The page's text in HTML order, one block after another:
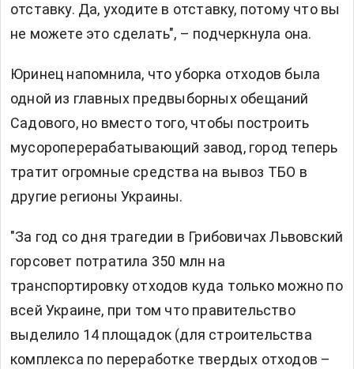
отставку. Да, уходите в отставку, потому что вы
не можете это сделать", – подчеркнула она.
Юринец напомнила, что уборка отходов была
одной из главных предвыборных обещаний
Садового, но вместо того, чтобы построить
мусороперерабатывающий завод, город теперь
тратит огромные средства на вывоз ТБО в
другие регионы Украины.
"За год со дня трагедии в Грибовичах Львовский
горсовет потратила 350 млн на
транспортировку отходов куда только можно по
всей Украине, при том что правительство
выделило 14 площадок (для строительства
комплекса по переработке твердых отходов –